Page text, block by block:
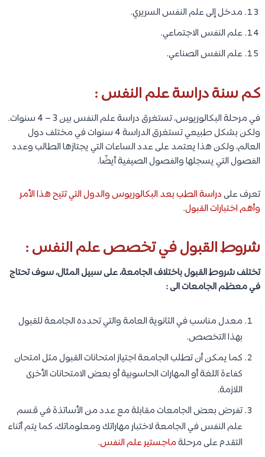
مدخل إلى علم النفس السريري.
علم النفس الاجتماعي.
علم النفس الصناعي.
كم سنة دراسة علم النفس :
في مرحلة البكالوريوس، تستغرق دراسة علم النفس بين 3 – 4 سنوات.
ولكن بشكل طبيعي تستغرق الدراسة 4 سنوات في مختلف دول
العالم، ولكن هذا يعتمد على عدد الساعات التي يجتازها الطالب وعدد
الفصول التي يسجلها والفصول الصيفية أيضًا.
تعرف علىدراسة الطب بعد البكالوريوس والدول التي تتيح هذا الأمر
وأهم اختبارات القبول.
شروط القبول في تخصص علم النفس :
تختلف شروط القبول باختلاف الجامعة، على سبيل المثال، سوف تحتاج
في معظم الجامعات الى :
معدل مناسب في الثانوية العامة والتي تحدده الجامعة للقبول
بهذا التخصص.
كما يمكن أن تطلب الجامعة اجتياز امتحانات القبول مثل امتحان
كفاءة اللغة أو المهارات الحاسوبية أو بعض الامتحانات الأخرى
اللازمة.
تفرض بعض الجامعات مقابلة مع عدد من الأساتذة في قسم
علم النفس في الجامعة لاختبار مهاراتك ومعلوماتك، كما يتم أثناء
التقدم على مرحلةماجستير علم النفس.